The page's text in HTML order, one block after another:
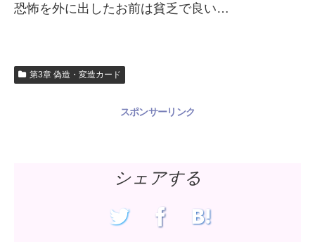
恐怖を外に出したお前は貧乏で良い…
第3章 偽造・変造カード
スポンサーリンク
シェアする